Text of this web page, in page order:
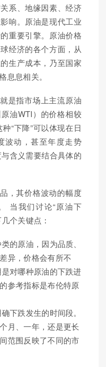
系、地缘因素、经济
响。原油是现代工业
重要引擎。原油价格
经济的各个方面，从
生产成本，乃至国家
息息相关。
是指市场上主流原油
油WTI）的价格相较
“下降”可以体现在日
波动，甚至年度走势
含义需要结合具体的
，其价格波动的幅度
当我们讨论“原油下
个关键点：
的原油，因为品质、
异，价格会有所不
对哪种原油的下跌进
参考指标是布伦特原
下跌发生的时间段。
月、一年，还是更长
范围反映了不同的市